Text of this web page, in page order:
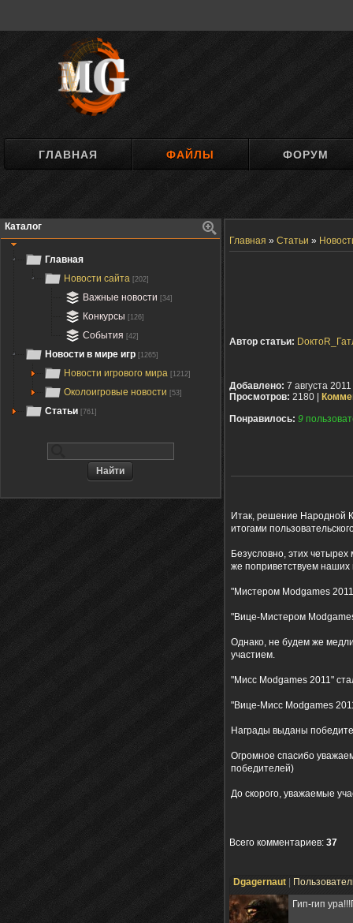
ГЛАВНАЯ ФАЙЛЫ ФОРУМ
Каталог
Главная
Новости сайта [202]
Важные новости [34]
Конкурсы [126]
События [42]
Новости в мире игр [1265]
Новости игрового мира [1212]
Околоигровые новости [53]
Статьи [761]
Главная » Статьи »
Автор статьи:
Добавлено: 7 августа 2011
Просмотров: 2180 |
Понравилось: 9
Итак, решение Народной
итогами
Безусловно, этих
же поприветствуем наших
"Мистером Modgames
"Вице-Мистером
Однако, не будем же
участием.
"Мисс Modgames 2011"
"Вице-Мисс Modgames
Награды выданы
Огромное спасибо
победителей)
До скорого, уважаемые
Всего комментариев: 37
Dgagernaut
Гип-гип